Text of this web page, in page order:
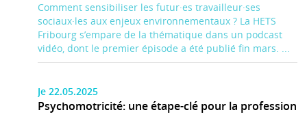
Comment sensibiliser les futur·es travailleur·ses
sociaux·les aux enjeux environnementaux ? La HETS
Fribourg s’empare de la thématique dans un podcast
vidéo, dont le premier épisode a été publié fin mars. ...
Je 22.05.2025
Psychomotricité: une étape-clé pour la profession